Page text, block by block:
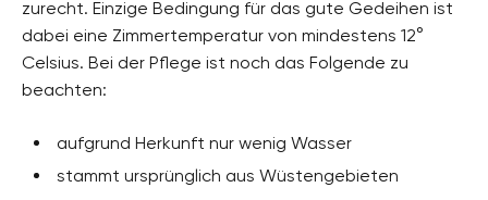
zurecht. Einzige Bedingung für das gute Gedeihen ist
dabei eine Zimmertemperatur von mindestens 12°
Celsius. Bei der Pflege ist noch das Folgende zu
beachten:
aufgrund Herkunft nur wenig Wasser
stammt ursprünglich aus Wüstengebieten